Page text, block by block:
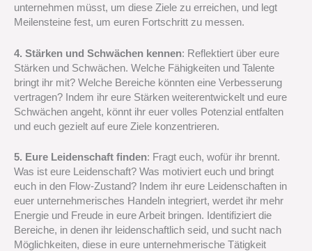
unternehmen müsst, um diese Ziele zu erreichen, und legt
Meilensteine fest, um euren Fortschritt zu messen.
4. Stärken und Schwächen kennen: Reflektiert über eure
Stärken und Schwächen. Welche Fähigkeiten und Talente
bringt ihr mit? Welche Bereiche könnten eine Verbesserung
vertragen? Indem ihr eure Stärken weiterentwickelt und eure
Schwächen angeht, könnt ihr euer volles Potenzial entfalten
und euch gezielt auf eure Ziele konzentrieren.
5. Eure Leidenschaft finden: Fragt euch, wofür ihr brennt.
Was ist eure Leidenschaft? Was motiviert euch und bringt
euch in den Flow-Zustand? Indem ihr eure Leidenschaften in
euer unternehmerisches Handeln integriert, werdet ihr mehr
Energie und Freude in eure Arbeit bringen. Identifiziert die
Bereiche, in denen ihr leidenschaftlich seid, und sucht nach
Möglichkeiten, diese in eure unternehmerische Tätigkeit